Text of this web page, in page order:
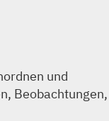
und
Beobachtungen,